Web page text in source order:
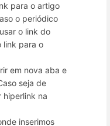
para o artigo
o periódico
o link do
link para o
em nova aba e
seja de
hiperlink na
inserimos